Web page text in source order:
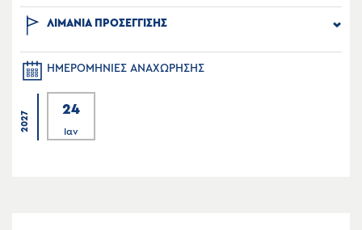
ΛΙΜΑΝΙΑ ΠΡΟΣΕΓΓΙΣΗΣ
ΗΜΕΡΟΜΗΝΙΕΣ ΑΝΑΧΩΡΗΣΗΣ
2027
24
Ιαν